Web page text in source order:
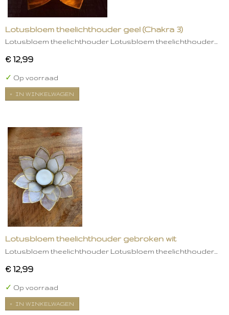
Lotusbloem theelichthouder geel (Chakra 3)
Lotusbloem theelichthouder Lotusbloem theelichthouder…
€ 12,99
✓ Op voorraad
IN WINKELWAGEN
Lotusbloem theelichthouder gebroken wit
Lotusbloem theelichthouder Lotusbloem theelichthouder…
€ 12,99
✓ Op voorraad
IN WINKELWAGEN